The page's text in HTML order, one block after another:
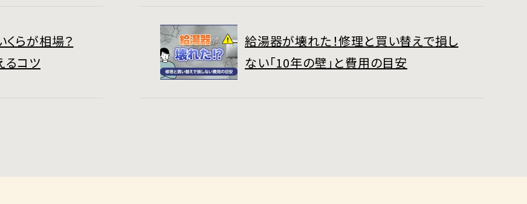
らが相場？
るコツ
給湯器が壊れた！修理と買い替えで損し
ない「10年の壁」と費用の目安